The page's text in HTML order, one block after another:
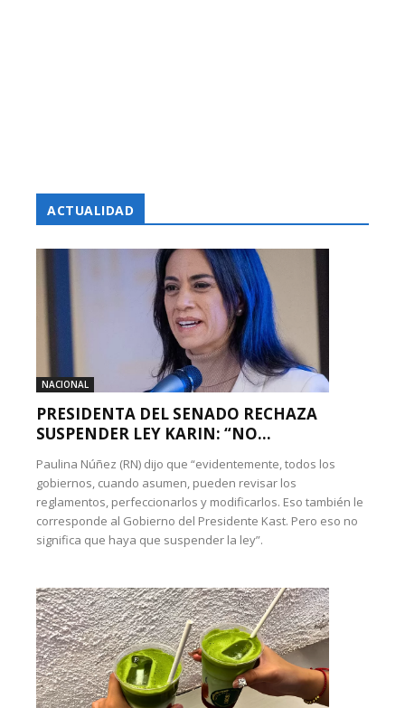
ACTUALIDAD
NACIONAL
PRESIDENTA DEL SENADO RECHAZA
SUSPENDER LEY KARIN: “NO...
Paulina Núñez (RN) dijo que “evidentemente, todos los
gobiernos, cuando asumen, pueden revisar los
reglamentos, perfeccionarlos y modificarlos. Eso también le
corresponde al Gobierno del Presidente Kast. Pero eso no
significa que haya que suspender la ley”.